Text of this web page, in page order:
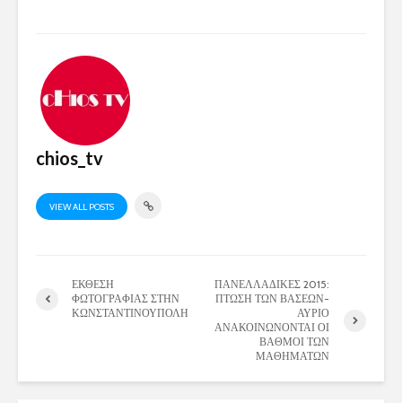
chios_tv
VIEW ALL POSTS
ΕΚΘΕΣΗ
ΦΩΤΟΓΡΑΦΙΑΣ ΣΤΗΝ
ΚΩΝΣΤΑΝΤΙΝΟΥΠΟΛΗ
ΠΑΝΕΛΛΑΔΙΚΕΣ 2015:
ΠΤΩΣΗ ΤΩΝ ΒΑΣΕΩΝ-
ΑΥΡΙΟ
ΑΝΑΚΟΙΝΩΝΟΝΤΑΙ ΟΙ
ΒΑΘΜΟΙ ΤΩΝ
ΜΑΘΗΜΑΤΩΝ